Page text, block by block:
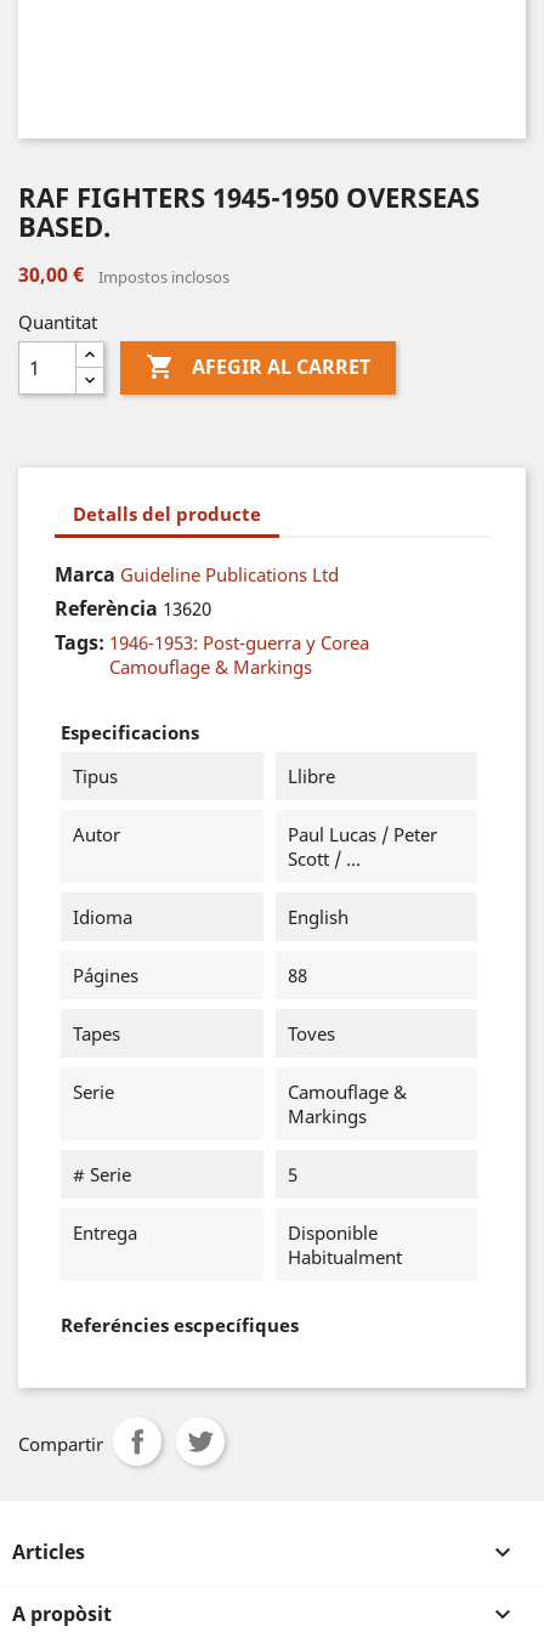
RAF FIGHTERS 1945-1950 OVERSEAS
BASED.
30,00 € Impostos inclosos
Quantitat
 AFEGIR AL CARRET
Detalls del producte
Marca Guideline Publications Ltd
Referència 13620
Tags: 1946-1953: Post-guerra y Corea
Camouflage & Markings
Especificacions
Tipus
Llibre
Autor
Paul Lucas / Peter
Scott / ...
Idioma English
Págines 88
Tapes Toves
Serie
Camouflage &
Markings
# Serie 5
Entrega
Disponible
Habitualment
Referéncies escpecífiques
Compartir
Articles 
A propòsit 